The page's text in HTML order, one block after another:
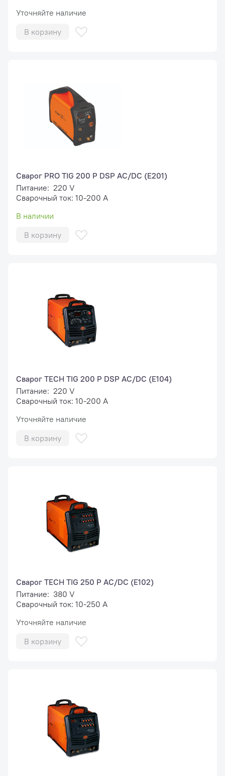
Уточняйте наличие
В корзину
Сварог PRO TIG 200 P DSP AC/DC (E201)
Питание: 220 V
Сварочный ток: 10-200 А
В наличии
В корзину
Сварог TECH TIG 200 P DSP AC/DC (E104)
Питание: 220 V
Сварочный ток: 10-200 А
Уточняйте наличие
В корзину
Сварог TECH TIG 250 P AC/DC (E102)
Питание: 380 V
Сварочный ток: 10-250 А
Уточняйте наличие
В корзину